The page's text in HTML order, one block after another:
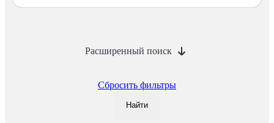
Расширенный поиск
Сбросить фильтры
Найти